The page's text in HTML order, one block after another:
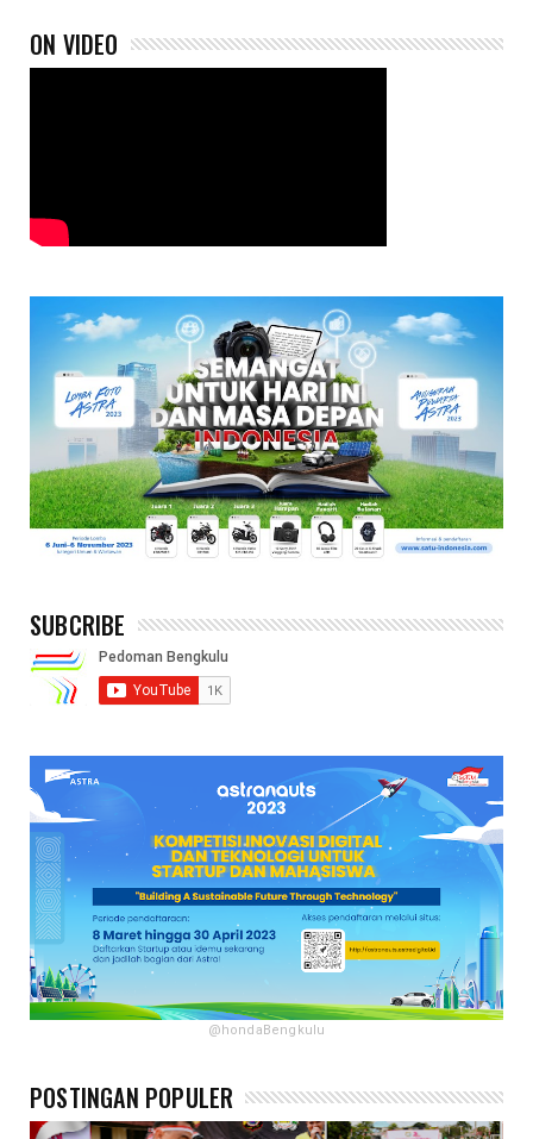
ON VIDEO
SUBCRIBE
@hondaBengkulu
POSTINGAN POPULER